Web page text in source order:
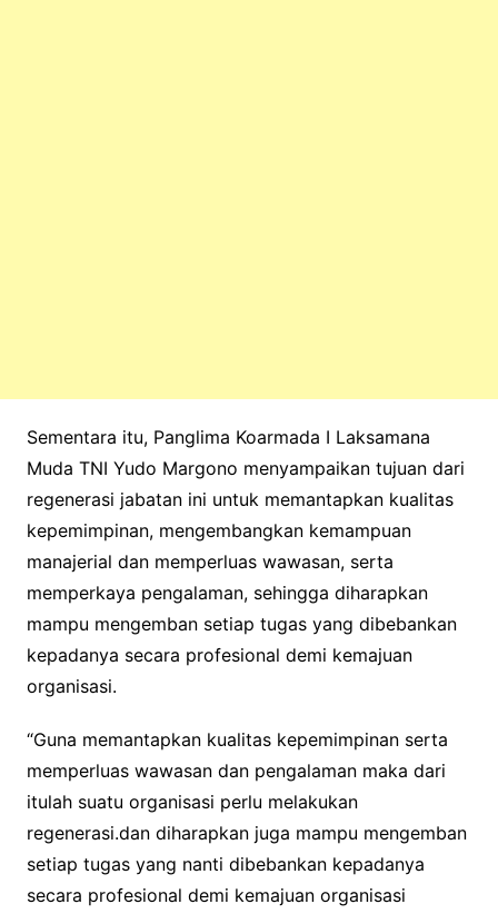
Sementara itu, Panglima Koarmada I Laksamana
Muda TNI Yudo Margono menyampaikan tujuan dari
regenerasi jabatan ini untuk memantapkan kualitas
kepemimpinan, mengembangkan kemampuan
manajerial dan memperluas wawasan, serta
memperkaya pengalaman, sehingga diharapkan
mampu mengemban setiap tugas yang dibebankan
kepadanya secara profesional demi kemajuan
organisasi.
“Guna memantapkan kualitas kepemimpinan serta
memperluas wawasan dan pengalaman maka dari
itulah suatu organisasi perlu melakukan
regenerasi.dan diharapkan juga mampu mengemban
setiap tugas yang nanti dibebankan kepadanya
secara profesional demi kemajuan organisasi